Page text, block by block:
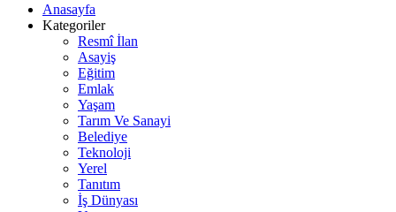
Anasayfa
Kategoriler
Resmî İlan
Asayiş
Eğitim
Emlak
Yaşam
Tarım Ve Sanayi
Belediye
Teknoloji
Yerel
Tanıtım
İş Dünyası